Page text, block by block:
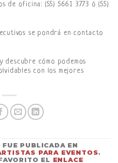
de oficina: (55) 5661 3773 ó (55)
se pondrá en contacto
descubre cómo podemos
con los mejores
PUBLICADA EN
PARA EVENTOS.
EL ENLACE